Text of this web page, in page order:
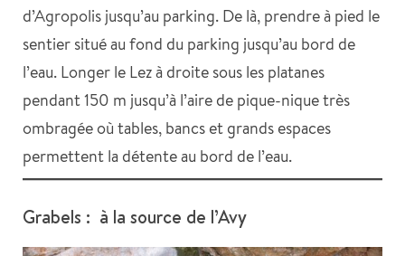
d’Agropolis jusqu’au parking. De là, prendre à pied le
sentier situé au fond du parking jusqu’au bord de
l’eau. Longer le Lez à droite sous les platanes
pendant 150 m jusqu’à l’aire de pique-nique très
ombragée où tables, bancs et grands espaces
permettent la détente au bord de l’eau.
Grabels : à la source de l’Avy